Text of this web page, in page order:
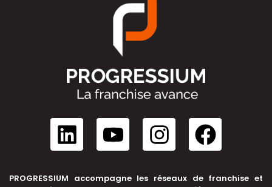
PROGRESSIUM accompagne les réseaux de franchise et